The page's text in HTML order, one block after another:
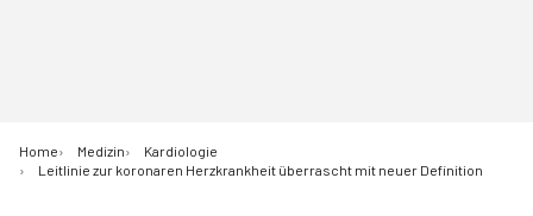
Home Medizin
Kardiologie
Leitlinie zur koronaren Herzkrankheit überrascht mit neuer Definition